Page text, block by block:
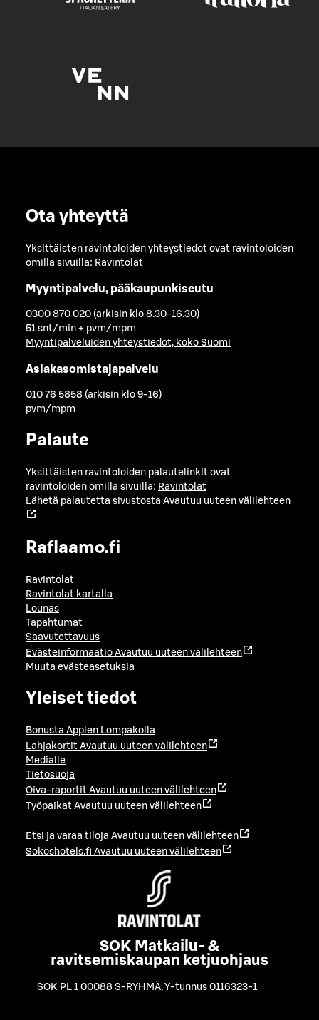
Ota yhteyttä
Yksittäisten ravintoloiden yhteystiedot ovat ravintoloiden
omilla sivuilla: Ravintolat
Myyntipalvelu, pääkaupunkiseutu
0300 870 020 (arkisin klo 8.30-16.30)
51 snt/min + pvm/mpm
Myyntipalveluiden yhteystiedot, koko Suomi
Asiakasomistajapalvelu
010 76 5858 (arkisin klo 9-16)
pvm/mpm
Palaute
Yksittäisten ravintoloiden palautelinkit ovat
ravintoloiden omilla sivuilla: Ravintolat
Lähetä palautetta sivustosta Avautuu uuteen välilehteen
Raflaamo.fi
Ravintolat
Ravintolat kartalla
Lounas
Tapahtumat
Saavutettavuus
Evästeinformaatio Avautuu uuteen välilehteen
Muuta evästeasetuksia
Yleiset tiedot
Bonusta Applen Lompakolla
Lahjakortit Avautuu uuteen välilehteen
Medialle
Tietosuoja
Oiva-raportit Avautuu uuteen välilehteen
Työpaikat Avautuu uuteen välilehteen
Etsi ja varaa tiloja Avautuu uuteen välilehteen
Sokoshotels.fi Avautuu uuteen välilehteen
SOK Matkailu- &
ravitsemiskaupan ketjuohjaus
SOK PL 1 00088 S-RYHMÄ,Y-tunnus 0116323-1